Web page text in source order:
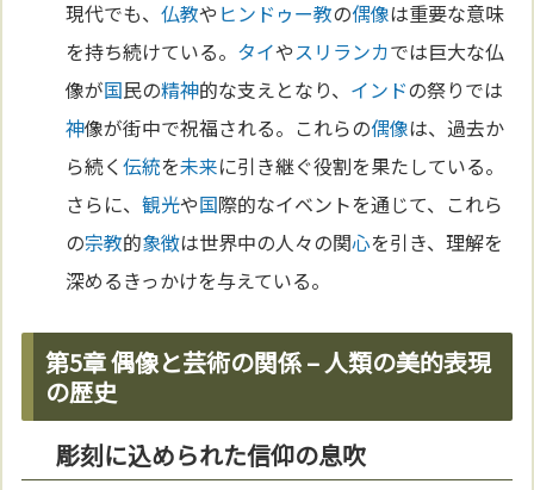
現代でも、仏教や ヒンドゥー教の偶像は重要な意味
を持ち続けている。 タイやスリランカでは巨大な仏
像が国民の精神的な支えとなり、 インドの祭りでは
神像が街中で祝福される。これらの偶像は、過去か
ら続く伝統を未来に引き継ぐ役割を果たしている。
さらに、観光や国際的なイベントを通じて、これら
の宗教的象徴は世界中の人々の関心を引き、理解を
深めるきっかけを与えている。
第5章 偶像と芸術の関係 – 人類の美的表現
の歴史
彫刻に込められた信仰の息吹